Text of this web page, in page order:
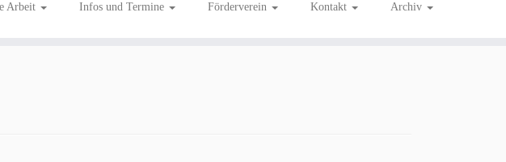
Arbeit Infos und Termine Förderverein Kontakt Archiv